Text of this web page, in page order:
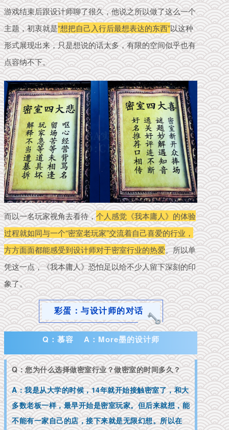
游戏结束后跟设计师聊了很久，他说之所以做了这么一个
主题，初衷就是“想把自己入行后最想表达的东西”以这种
形式展现出来，只是想说的话太多，有限的空间似乎也有
点容纳不下。
而以一名玩家视角去看待，个人感觉《我本庸人》的体验
过程就如同与一个“密室老玩家”交流着自己喜爱的行业，
方方面面都能感受到设计师对于密室行业的热爱。所以单
凭这一点，《我本庸人》恐怕足以给不少人留下深刻的印
象了。
彩蛋：与设计师的对话
Q：慕容 A：More墨的设计师
Q：您为什么选择做密室行业？做密室的时间多久？
A：我是从大学的时候，14年就开始接触密室了，和大
多数老板一样，最早开始是密室玩家。但后来就想，能
不能有一家自己的店，接下来就是无限幻想。所以在